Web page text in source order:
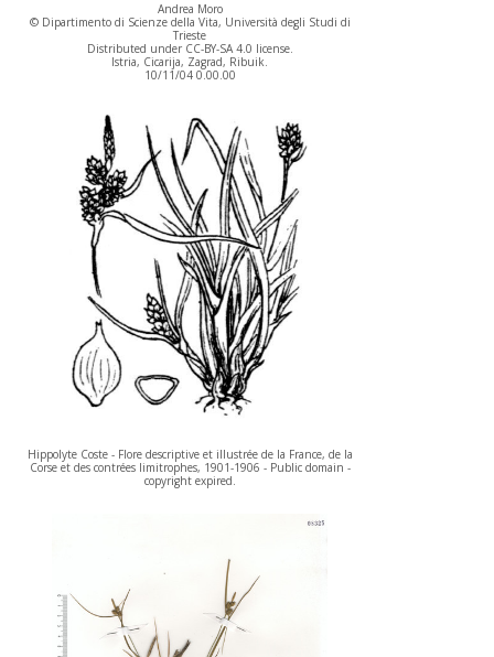
Andrea Moro
© Dipartimento di Scienze della Vita, Università degli Studi di
Trieste
Distributed under CC-BY-SA 4.0 license.
Istria, Cicarija, Zagrad, Ribuik.
10/11/04 0.00.00
Hippolyte Coste - Flore descriptive et illustrée de la France, de la
Corse et des contrées limitrophes, 1901-1906 - Public domain -
copyright expired.